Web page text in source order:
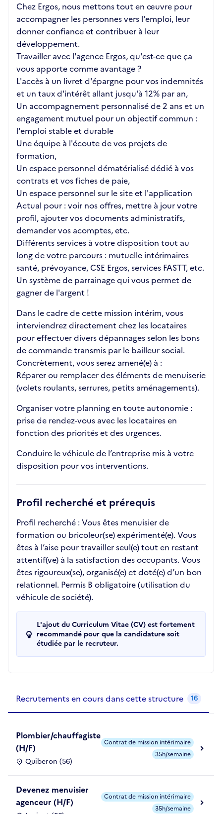
Chez Ergos, nous mettons tout en œuvre pour
accompagner les personnes vers l'emploi, leur
donner confiance et contribuer à leur
développement.
Travailler avec l'agence Ergos, qu'est-ce que ça
vous apporte comme avantage ?
L'accès à un livret d'épargne pour vos indemnités
et un taux d'intérêt allant jusqu'à 12% par an,
Un accompagnement personnalisé de 2 ans et un
engagement mutuel pour un objectif commun :
l'emploi stable et durable
Une équipe à l'écoute de vos projets de
formation,
Un espace personnel dématérialisé dédié à vos
contrats et vos fiches de paie,
Un espace personnel sur le site et l'application
Actual pour : voir nos offres, mettre à jour votre
profil, ajouter vos documents administratifs,
demander vos acomptes, etc.
Différents services à votre disposition tout au
long de votre parcours : mutuelle intérimaires
santé, prévoyance, CSE Ergos, services FASTT, etc.
Un système de parrainage qui vous permet de
gagner de l'argent !
Dans le cadre de cette mission intérim, vous
interviendrez directement chez les locataires
pour effectuer divers dépannages selon les bons
de commande transmis par le bailleur social.
Concrètement, vous serez amené(e) à :
Réparer ou remplacer des éléments de menuiserie
(volets roulants, serrures, petits aménagements).
Organiser votre planning en toute autonomie :
prise de rendez-vous avec les locataires en
fonction des priorités et des urgences.
Conduire le véhicule de l’entreprise mis à votre
disposition pour vos interventions.
Profil recherché et prérequis
Profil recherché : Vous êtes menuisier de
formation ou bricoleur(se) expérimenté(e). Vous
êtes à l’aise pour travailler seul(e) tout en restant
attentif(ve) à la satisfaction des occupants. Vous
êtes rigoureux(se), organisé(e) et doté(e) d’un bon
relationnel. Permis B obligatoire (utilisation du
véhicule de société).
L'ajout du Curriculum Vitae (CV) est fortement
recommandé pour que la candidature soit
étudiée par le recruteur.
Recrutements en cours dans cette structure 16
Plombier/chauffagiste
(H/F)
Quiberon (56)
Contrat de mission intérimaire
35h/semaine
Devenez menuisier
agenceur (H/F)
Contrat de mission intérimaire
35h/semaine